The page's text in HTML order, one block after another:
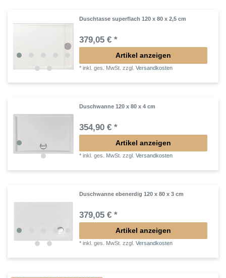
Duschtasse superflach 120 x 80 x 2,5 cm
379,05 € *
Artikel anzeigen
*inkl. ges. MwSt. zzgl.Versandkosten
Duschwanne 120 x 80 x 4 cm
354,90 € *
Artikel anzeigen
*inkl. ges. MwSt. zzgl.Versandkosten
Duschwanne ebenerdig 120 x 80 x 3 cm
379,05 € *
Artikel anzeigen
*inkl. ges. MwSt. zzgl.Versandkosten